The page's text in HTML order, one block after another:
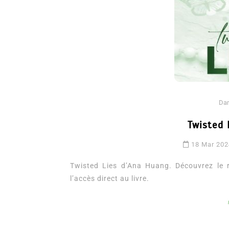
Twisted
18 Mar
Twisted Lies d’Ana Huang. Découvrez
l’accès direct au livre.
Romances – l’actualité :
2026
6 Juil 2026